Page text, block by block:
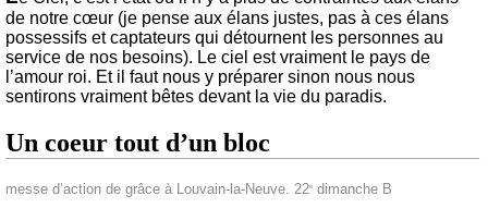
de notre cœur (je pense aux élans justes, pas à ces élans
possessifs et captateurs qui détournent les personnes au
service de nos besoins). Le ciel est vraiment le pays de
l’amour roi. Et il faut nous y préparer sinon nous nous
sentirons vraiment bêtes devant la vie du paradis.
Un coeur tout d’un bloc
messe d’action de grâce à Louvain-la-Neuve. 22e dimanche B